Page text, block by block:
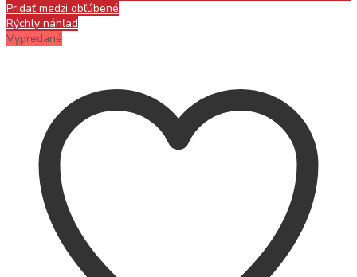
Pridať medzi obľúbené
Rýchly náhľad
Vypredané